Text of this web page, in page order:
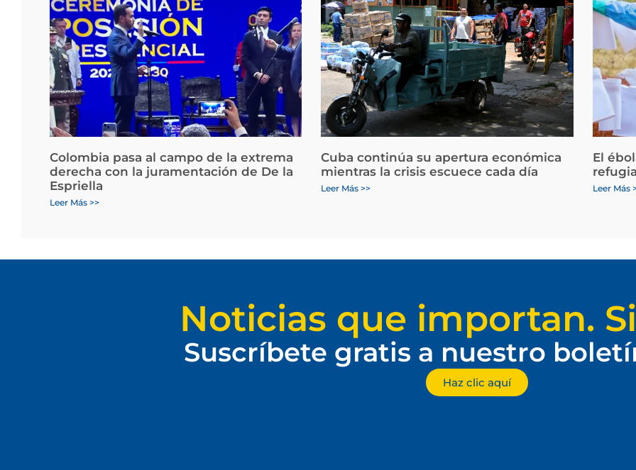
Colombia pasa al campo de la extrema
derecha con la juramentación de De la
Espriella
Leer Más >>
Cuba continúa su apertura económica
mientras la crisis escuece cada día
Leer Más >>
El
Leer Más
Noticias que importan.
Suscríbete gratis a nuestro
Haz clic aquí